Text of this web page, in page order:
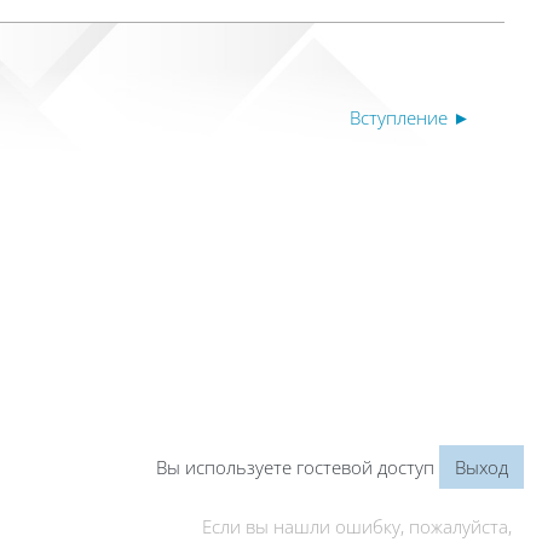
Вступление ►
Вы используете гостевой доступ Выход
Если вы нашли ошибку, пожалуйста,